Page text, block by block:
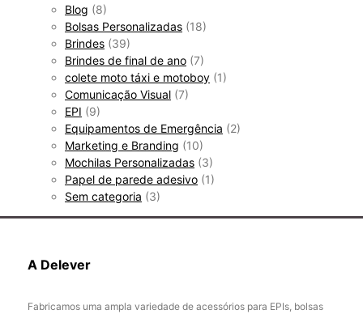
Blog (8)
Bolsas Personalizadas (18)
Brindes (39)
Brindes de final de ano (7)
colete moto táxi e motoboy (1)
Comunicação Visual (7)
EPI (9)
Equipamentos de Emergência (2)
Marketing e Branding (10)
Mochilas Personalizadas (3)
Papel de parede adesivo (1)
Sem categoria (3)
A Delever
Fabricamos uma ampla variedade de acessórios para EPIs, bolsas